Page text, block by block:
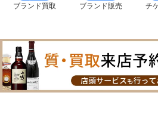
ブランド買取 ブランド販売 チ